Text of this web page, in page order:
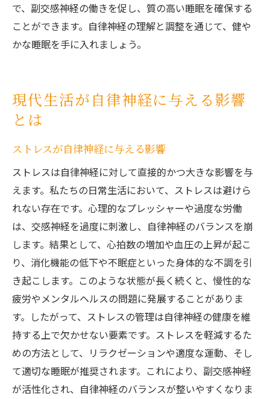
で、副交感神経の働きを促し、質の高い睡眠を確保する
ことができます。自律神経の理解と調整を通じて、健や
かな睡眠を手に入れましょう。
現代生活が自律神経に与える影響
とは
ストレスが自律神経に与える影響
ストレスは自律神経に対して直接的かつ大きな影響を与
えます。私たちの日常生活において、ストレスは避けら
れない存在です。心理的なプレッシャーや過度な労働
は、交感神経を過度に刺激し、自律神経のバランスを崩
します。結果として、心拍数の増加や血圧の上昇が起こ
り、消化機能の低下や不眠症といった身体的な不調を引
き起こします。このような状態が長く続くと、慢性的な
疲労やメンタルヘルスの問題に発展することがありま
す。したがって、ストレスの管理は自律神経の健康を維
持する上で欠かせない要素です。ストレスを軽減するた
めの方法として、リラクゼーションや適度な運動、そし
て適切な睡眠が推奨されます。これにより、副交感神経
が活性化され、自律神経のバランスが整いやすくなりま